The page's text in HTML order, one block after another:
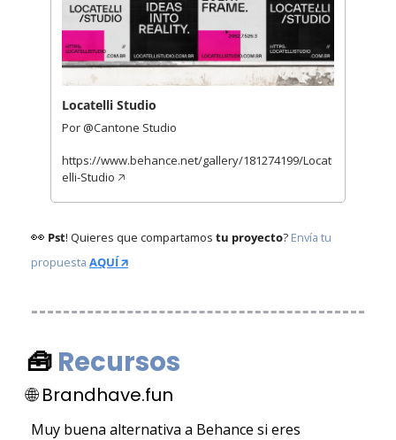
Locatelli Studio
Por @Cantone Studio
https://www.behance.net/gallery/181274199/Locat
elli-Studio 🡥
👀 Pst! Quieres que compartamos tu proyecto? Envía tu
propuesta AQUÍ 🡭
🧰 Recursos
🌐 Brandhave.fun
Muy buena alternativa a Behance si eres